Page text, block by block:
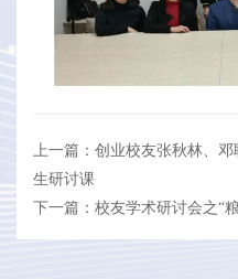
上一篇：创业校友张秋林、
生研讨课
下一篇：校友学术研讨会之“